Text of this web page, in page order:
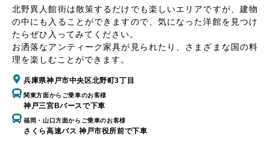
北野異人館街は散策するだけでも楽しいエリアですが、建物
の中にも入ることができますので、気になった洋館を見つけ
たらぜひ入ってみてください。
お洒落なアンティーク家具が見られたり、さまざまな国の料
理を楽しむことができます。
兵庫県神戸市中央区北野町3丁目
関東方面からご乗車のお客様
神戸三宮Bバースで下車
福岡・山口方面からご乗車のお客様
さくら高速バス 神戸市役所前で下車